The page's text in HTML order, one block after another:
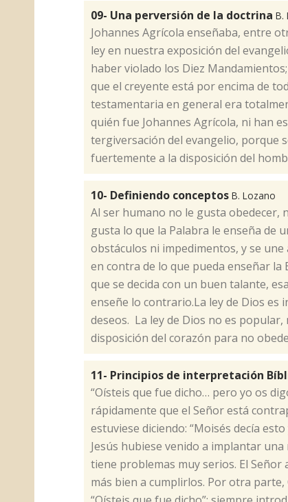
09- Una perversión de la doctrina B.
​Johannes Agrícola enseñaba, entre
ley en nuestra exposición del
haber violado los Diez
que el creyente está por encima de
testamentaria en general era
quién fue Johannes Agrícola, ni han
tergiversación del evangelio, porque
fuertemente a la disposición del
10- Definiendo conceptos B. Lozano
Al ser humano no le gusta obedecer,
gusta lo que la Palabra le enseña de
obstáculos ni impedimentos, y se
en contra de lo que pueda enseñar
que se decida con un buen talante,
enseñe lo contrario.La ley de Dios
deseos. La ley de Dios no es
disposición del corazón para no
11- Principios de interpretación
​“Oísteis que fue dicho… pero yo os
rápidamente que el Señor está
estuviese diciendo: “Moisés decía
Jesús hubiese venido a implantar
tiene problemas muy serios. El Señor
más bien a cumplirlos. Por otra